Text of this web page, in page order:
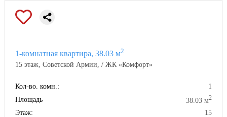
1-комнатная квартира, 38.03 м2
15 этаж, Советской Армии, / ЖК «Комфорт»
Кол-во. комн.:
1
Площадь
38.03 м2
Этаж:
15